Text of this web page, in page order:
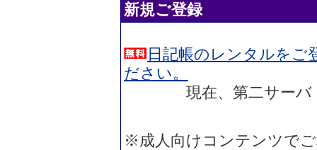
新規ご登録
日記帳のレンタルをご
ださい。
現在、第二サーバ（
※成人向けコンテンツで